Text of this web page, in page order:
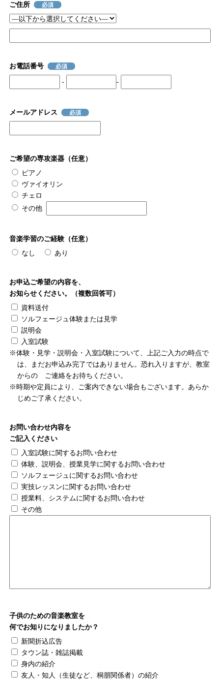
ご住所 必須
お電話番号 必須
- -
メールアドレス 必須
ご希望の専攻楽器（任意）
ピアノ
ヴァイオリン
チェロ
その他
音楽学習のご経験（任意）
なし
あり
お申込ご希望の内容を、
お知らせください。（複数回答可）
資料送付
ソルフェージュ体験または見学
説明会
入室試験
※体験・見学・説明会・入室試験について、上記ご入力の時点で
は、まだお申込み完了ではありません。恐れ入りますが、教室
からの ご連絡をお待ちください。
※時期や定員により、ご案内できない場合もございます。あらか
じめご了承ください。
お問い合わせ内容を
ご記入ください
入室試験に関するお問い合わせ
体験、説明会、授業見学に関するお問い合わせ
ソルフェージュに関するお問い合わせ
実技レッスンに関するお問い合わせ
授業料、システムに関するお問い合わせ
その他
子供のための音楽教室を
何でお知りになりましたか？
新聞折込広告
タウン誌・雑誌掲載
身内の紹介
友人・知人（生徒など、桐朋関係者）の紹介